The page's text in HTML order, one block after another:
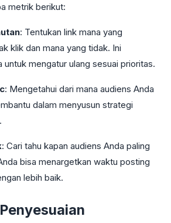
metrik berikut:
: Tentukan link mana yang
klik dan mana yang tidak. Ini
untuk mengatur ulang sesuai prioritas.
: Mengetahui dari mana audiens Anda
dalam menyusun strategi
: Cari tahu kapan audiens Anda paling
bisa menargetkan waktu posting
lebih baik.